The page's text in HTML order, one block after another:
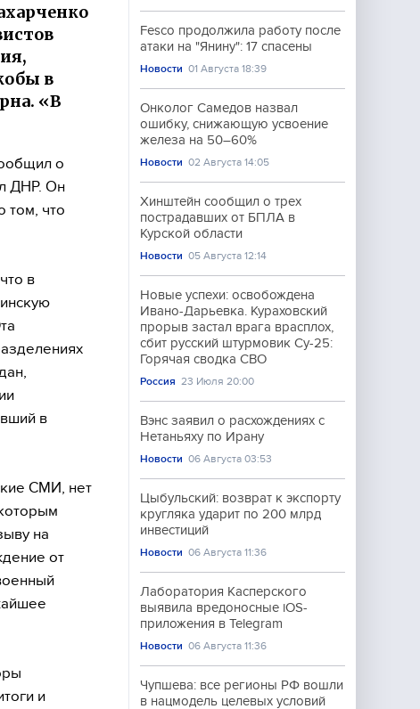
в
«В
о
ДНР. Он
том, что
в
в
СМИ, нет
на
от
и
Fesco продолжила работу после
атаки на "Янину": 17 спасены
Новости 01 Августа 18:39
Онколог Самедов назвал
ошибку, снижающую усвоение
железа на 50–60%
Новости 02 Августа 14:05
Хинштейн сообщил о трех
пострадавших от БПЛА в
Курской области
Новости 05 Августа 12:14
Новые успехи: освобождена
Ивано-Дарьевка. Кураховский
прорыв застал врага врасплох,
сбит русский штурмовик Су-25:
Горячая сводка СВО
Россия 23 Июля 20:00
Вэнс заявил о расхождениях с
Нетаньяху по Ирану
Новости 06 Августа 03:53
Цыбульский: возврат к экспорту
кругляка ударит по 200 млрд
инвестиций
Новости 06 Августа 11:36
Лаборатория Касперского
выявила вредоносные iOS-
приложения в Telegram
Новости 06 Августа 11:36
Чупшева: все регионы РФ вошли
в нацмодель целевых условий